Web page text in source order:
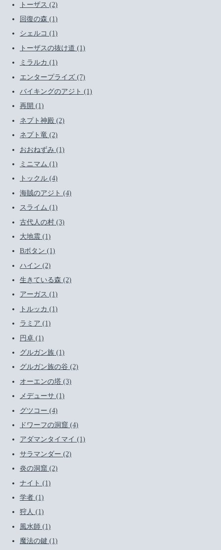
トーザス (2)
回復の森 (1)
シェルコ (1)
トーザスの抜け道 (1)
ミラルカ (1)
エンタープライズ (7)
バイキングのアジト (1)
再開 (1)
ネプト神殿 (2)
ネプト竜 (2)
おおねずみ (1)
ミニマム (1)
トックル (4)
海賊のアジト (4)
スライム (1)
古代人の村 (3)
大地震 (1)
Bボタン (1)
ハイン (2)
生きている森 (2)
アーガス (1)
トルッカ (1)
ラミア (1)
円卓 (1)
グルガン族 (1)
グルガン族の谷 (2)
オーエンの塔 (3)
メデューサ (1)
グツコー (4)
ドワーフの洞窟 (4)
アダマンタイマイ (1)
サラマンダー (2)
炎の洞窟 (2)
ナイト (1)
学者 (1)
狩人 (1)
風水師 (1)
魔法の鍵 (1)